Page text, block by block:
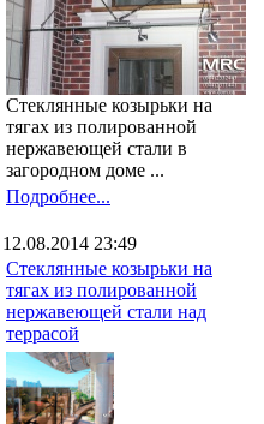
Стеклянные козырьки на
тягах из полированной
нержавеющей стали в
загородном доме ...
Подробнее...
12.08.2014 23:49
Стеклянные козырьки на
тягах из полированной
нержавеющей стали над
террасой